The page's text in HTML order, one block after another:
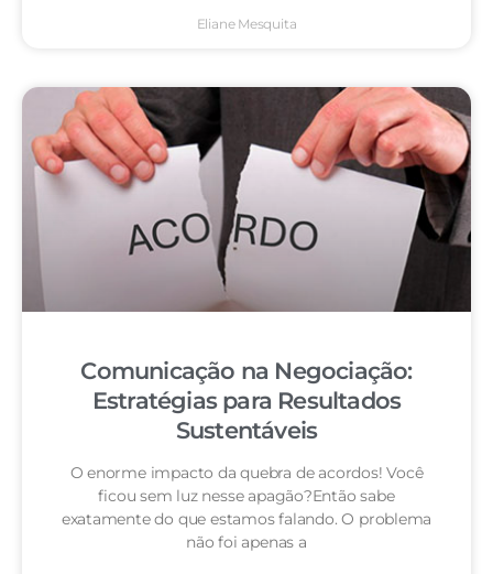
Eliane Mesquita
Comunicação na Negociação:
Estratégias para Resultados
Sustentáveis
O enorme impacto da quebra de acordos! Você
ficou sem luz nesse apagão?Então sabe
exatamente do que estamos falando. O problema
não foi apenas a